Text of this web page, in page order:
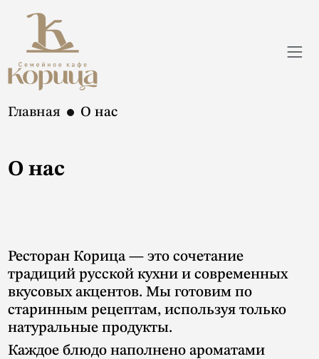
Главная О нас
О нас
Ресторан Корица — это сочетание
традиций русской кухни и современных
вкусовых акцентов. Мы готовим по
старинным рецептам, используя только
натуральные продукты.
Каждое блюдо наполнено ароматами